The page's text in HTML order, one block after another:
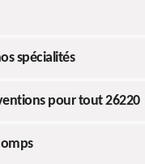
spécialités
pour tout 26220